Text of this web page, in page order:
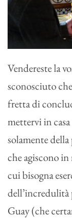
Vendereste la
sconosciuto
fretta di
mettervi in
solamente
che agiscono in
cui bisogna
Guay (che